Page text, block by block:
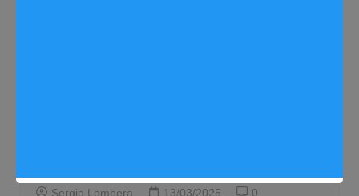
Sergio Lombera 13/03/2025 0